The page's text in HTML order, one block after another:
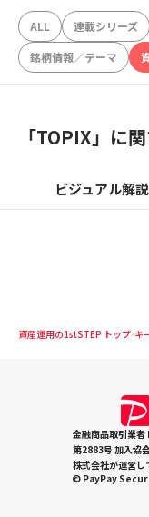
ALL 連載シリーズ
銘柄情報／テーマ
「TOPIX」に
ビジュアル解説
資産運用の1stSTEP トップ キ
金融商品取引業者
第2883号 加入協
株式会社が運営し
© PayPay